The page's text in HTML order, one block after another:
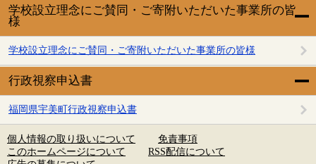
学校設立理念にご賛同・ご寄附いただいた事業所の皆
様
学校設立理念にご賛同・ご寄附いただいた事業所の皆様
行政視察申込書
福岡県宇美町行政視察申込書
個人情報の取り扱いについて
免責事項
このホームページについて
RSS配信について